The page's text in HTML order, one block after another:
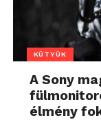
KÜTYÜK
A Sony
élmény